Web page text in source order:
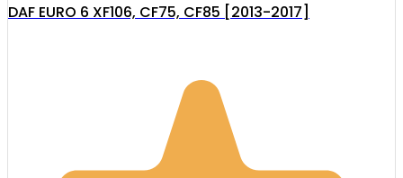
DAF EURO 6 XF106, CF75, CF85 [2013-2017]